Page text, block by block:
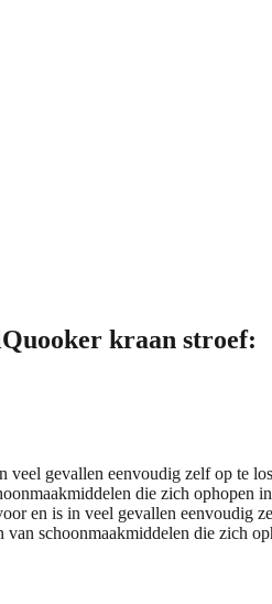
Quooker kraan stroef:
gevallen eenvoudig zelf op te
die zich ophopen
en is in veel gevallen eenvoudig
schoonmaakmiddelen die zich